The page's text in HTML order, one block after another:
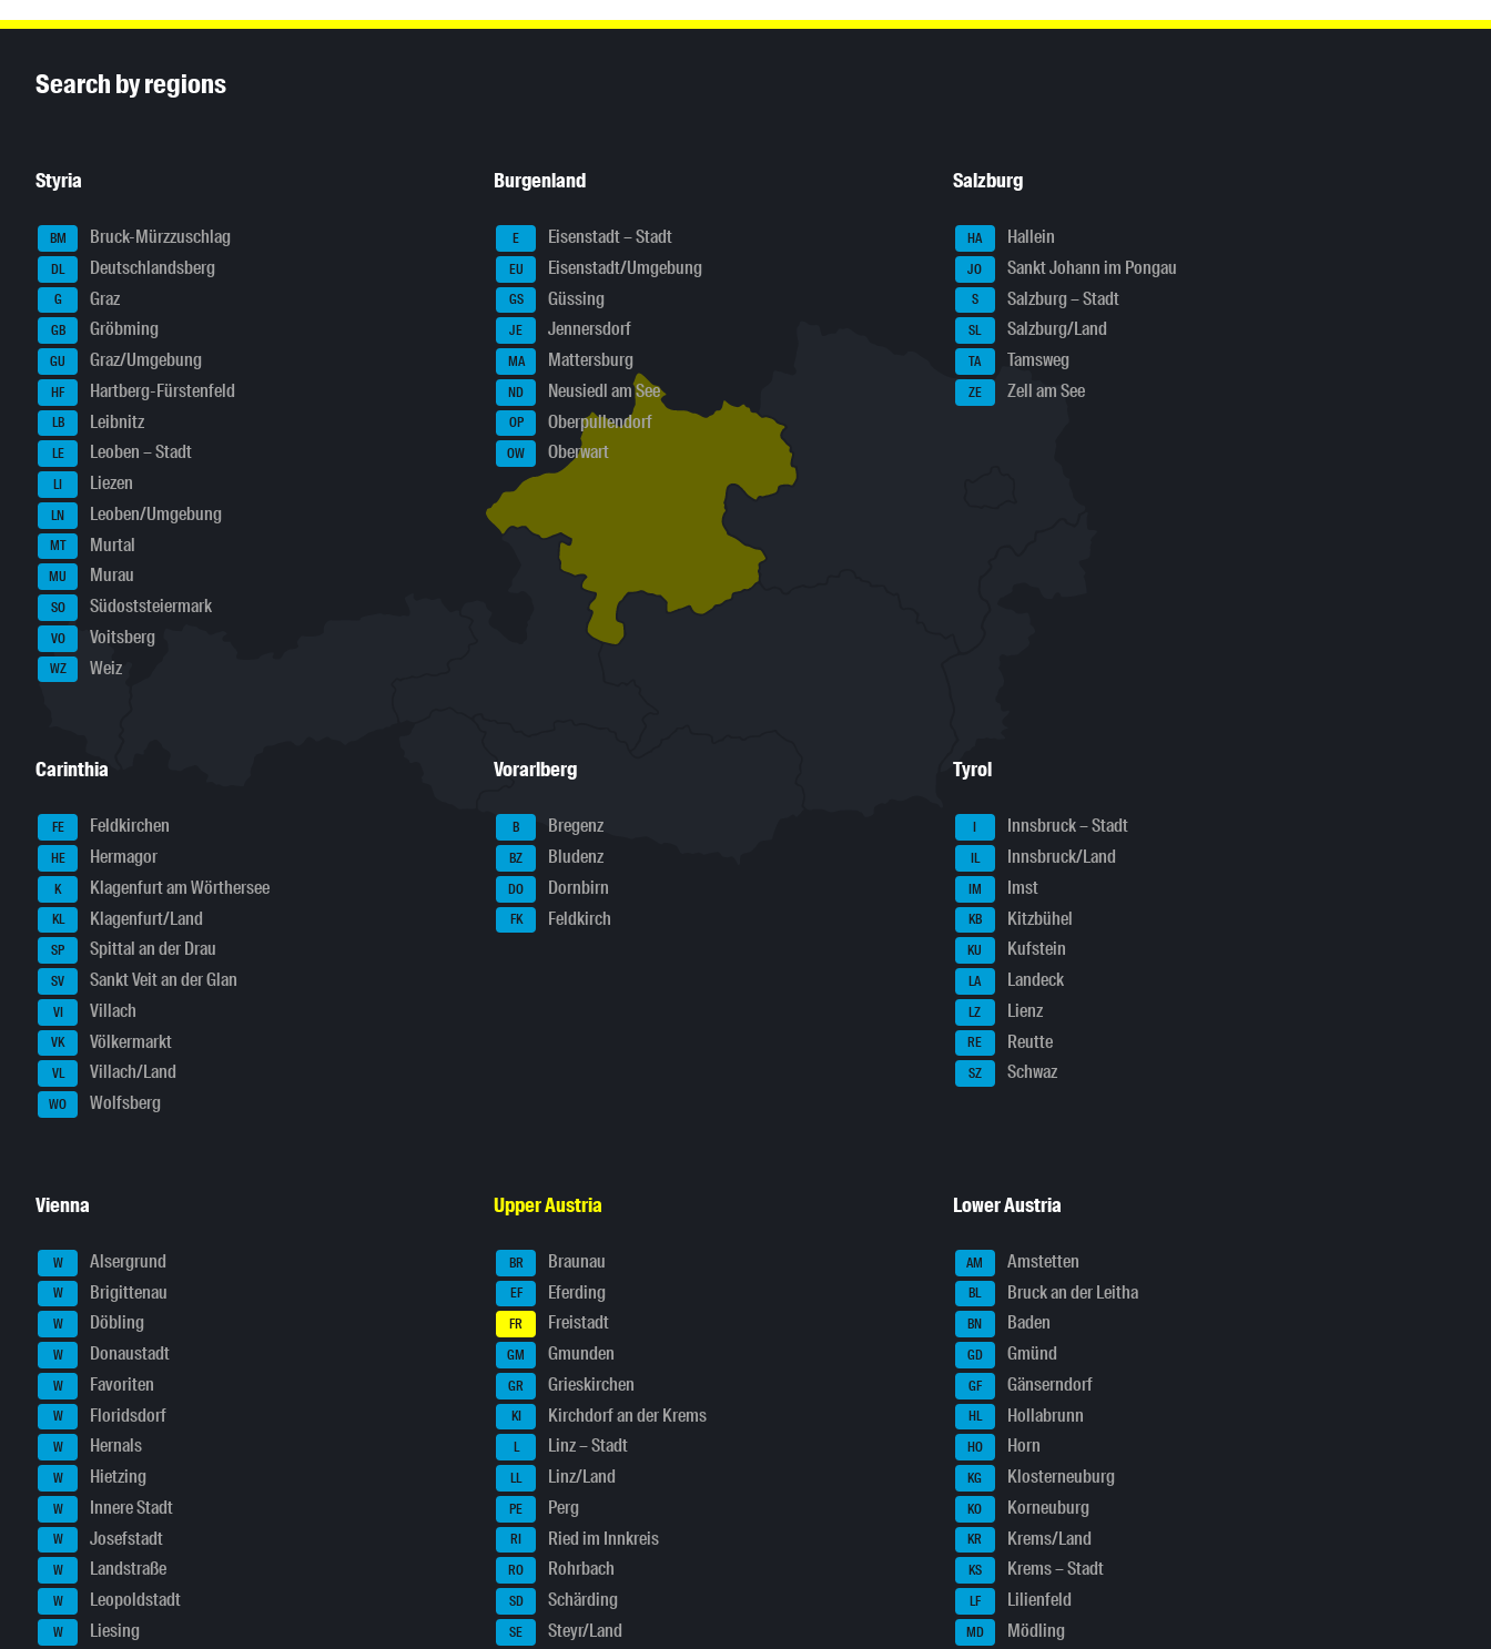
Search by regions
Styria
BM Bruck-Mürzzuschlag
DL Deutschlandsberg
G Graz
GB Gröbming
GU Graz/Umgebung
HF Hartberg-Fürstenfeld
LB Leibnitz
LE Leoben – Stadt
LI Liezen
LN Leoben/Umgebung
MT Murtal
MU Murau
SO Südoststeiermark
VO Voitsberg
WZ Weiz
Burgenland
E Eisenstadt – Stadt
EU Eisenstadt/Umgebung
GS Güssing
JE Jennersdorf
MA Mattersburg
ND Neusiedl am See
OP Oberpullendorf
OW Oberwart
Salzburg
HA Hallein
JO Sankt Johann im Pongau
S Salzburg – Stadt
SL Salzburg/Land
TA Tamsweg
ZE Zell am See
Carinthia
FE Feldkirchen
HE Hermagor
K Klagenfurt am Wörthersee
KL Klagenfurt/Land
SP Spittal an der Drau
SV Sankt Veit an der Glan
VI Villach
VK Völkermarkt
VL Villach/Land
WO Wolfsberg
Vorarlberg
B Bregenz
BZ Bludenz
DO Dornbirn
FK Feldkirch
Tyrol
I Innsbruck – Stadt
IL Innsbruck/Land
IM Imst
KB Kitzbühel
KU Kufstein
LA Landeck
LZ Lienz
RE Reutte
SZ Schwaz
Vienna
W Alsergrund
W Brigittenau
W Döbling
W Donaustadt
W Favoriten
W Floridsdorf
W Hernals
W Hietzing
W Innere Stadt
W Josefstadt
W Landstraße
W Leopoldstadt
W Liesing
Upper Austria
BR Braunau
EF Eferding
FR Freistadt
GM Gmunden
GR Grieskirchen
KI Kirchdorf an der Krems
L Linz – Stadt
LL Linz/Land
PE Perg
RI Ried im Innkreis
RO Rohrbach
SD Schärding
SE Steyr/Land
Lower Austria
AM Amstetten
BL Bruck an der Leitha
BN Baden
GD Gmünd
GF Gänserndorf
HL Hollabrunn
HO Horn
KG Klosterneuburg
KO Korneuburg
KR Krems/Land
KS Krems – Stadt
LF Lilienfeld
MD Mödling